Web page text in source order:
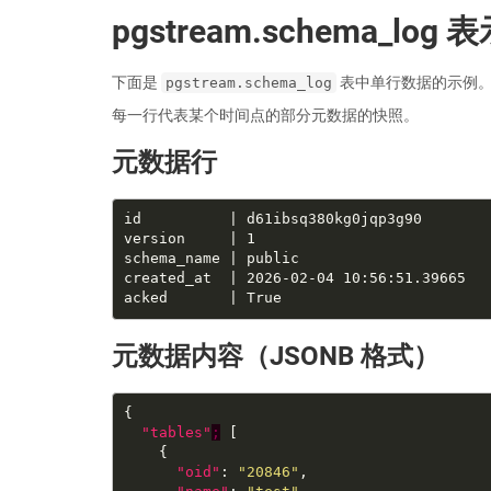
pgstream.schema_log 表
下面是 pgstream.schema_log 表中单行数据的示例。
每一行代表某个时间点的部分元数据的快照。
元数据行
元数据内容（JSONB 格式）
"tables" ;
"oid" : "20846"